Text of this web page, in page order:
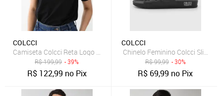
COLCCI
Camiseta Colcci Reta Logo Preta
R$199,99 - 39%
R$ 122,99 no Pix
COLCCI
Chinelo Feminino Colcci Slide
R$99,99 - 30%
R$ 69,99 no Pix